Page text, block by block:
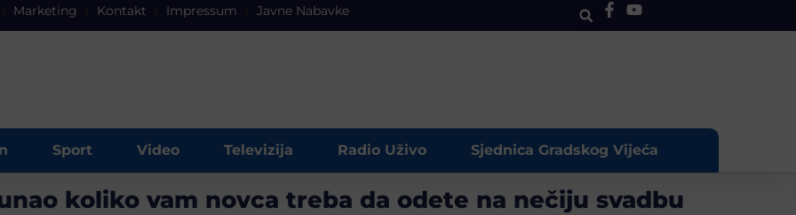
Marketing Kontakt Impressum Javne Nabavke
Sport Video Televizija Radio Uživo Sjednica Gradskog Vijeća
koliko vam novca treba da odete na nečiju svadbu